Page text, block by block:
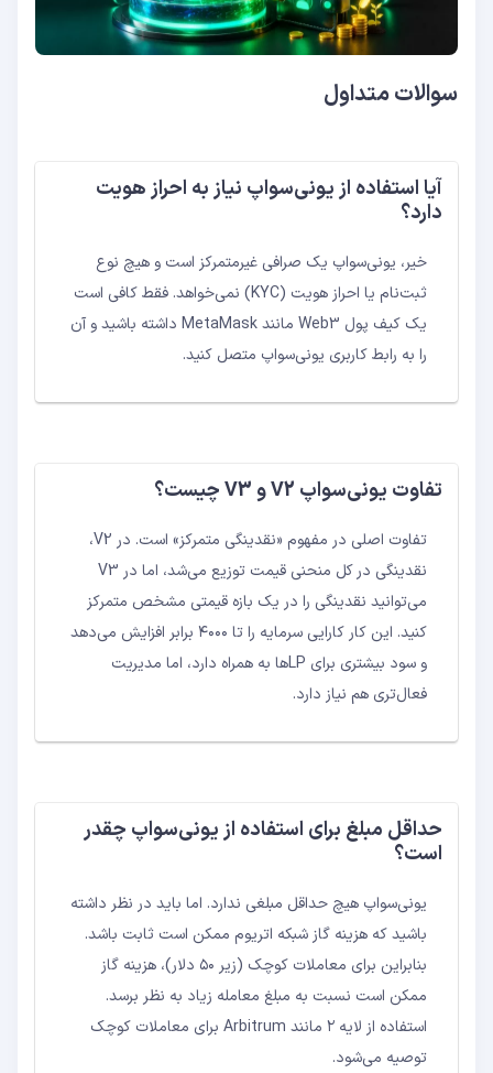
سوالات متداول
آیا استفاده از یونی‌سواپ نیاز به احراز هویت
دارد؟
خیر، یونی‌سواپ یک صرافی غیرمتمرکز است و هیچ نوع
ثبت‌نام یا احراز هویت (KYC) نمی‌خواهد. فقط کافی است
یک کیف پول Web3 مانند MetaMask داشته باشید و آن
را به رابط کاربری یونی‌سواپ متصل کنید.
تفاوت یونی‌سواپ V2 و V3 چیست؟
تفاوت اصلی در مفهوم «نقدینگی متمرکز» است. در V2،
نقدینگی در کل منحنی قیمت توزیع می‌شد، اما در V3
می‌توانید نقدینگی را در یک بازه قیمتی مشخص متمرکز
کنید. این کار کارایی سرمایه را تا ۴۰۰۰ برابر افزایش می‌دهد
و سود بیشتری برای LP‌ها به همراه دارد، اما مدیریت
فعال‌تری هم نیاز دارد.
حداقل مبلغ برای استفاده از یونی‌سواپ چقدر
است؟
یونی‌سواپ هیچ حداقل مبلغی ندارد. اما باید در نظر داشته
باشید که هزینه گاز شبکه اتریوم ممکن است ثابت باشد.
بنابراین برای معاملات کوچک (زیر ۵۰ دلار)، هزینه گاز
ممکن است نسبت به مبلغ معامله زیاد به نظر برسد.
استفاده از لایه ۲ مانند Arbitrum برای معاملات کوچک
توصیه می‌شود.